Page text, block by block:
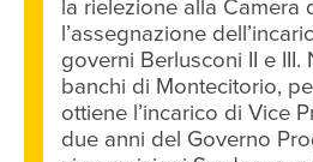
la rielezione alla Camera
l’assegnazione
governi Berlusconi II e
banchi di Montecitorio,
ottiene l’incarico di Vice
due anni del Governo